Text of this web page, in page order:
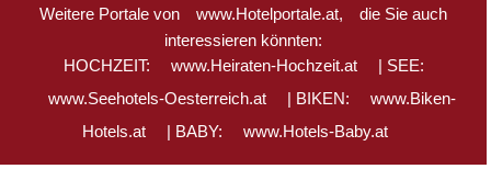
Weitere Portale von
www.Hotelportale.at,
die Sie auch
interessieren könnten:
HOCHZEIT:
www.Heiraten-Hochzeit.at
| SEE:
www.Seehotels-Oesterreich.at
| BIKEN:
www.Biken-
Hotels.at
| BABY: www.Hotels-Baby.at